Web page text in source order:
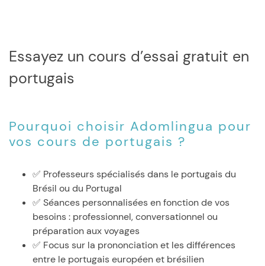
Essayez un cours d’essai gratuit en
portugais
Pourquoi choisir Adomlingua pour
vos cours de portugais ?
✅ Professeurs spécialisés dans le portugais du
Brésil ou du Portugal
✅ Séances personnalisées en fonction de vos
besoins : professionnel, conversationnel ou
préparation aux voyages
✅ Focus sur la prononciation et les différences
entre le portugais européen et brésilien